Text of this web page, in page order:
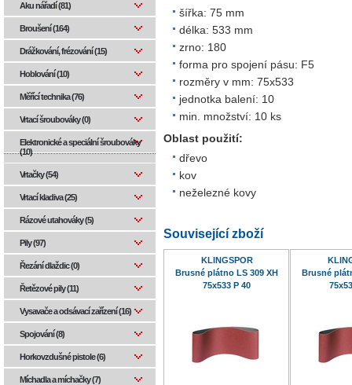
šířka: 75 mm
délka: 533 mm
zrno: 180
forma pro spojení pásu: F5
rozměry v mm: 75x533
jednotka balení: 10
min. množství: 10 ks
Oblast použití:
dřevo
kov
neželezné kovy
Související zboží
KLINGSPOR
Brusné plátno LS 309 XH
75x533 P 40
Brusné
Aku nářadí (81)
Broušení (164)
Drážkování, frézování (15)
Hoblování (10)
Měřící technika (76)
Vrtací šroubováky (0)
Elektronické a speciální šroubováky
(10)
Vrtačky (54)
Vrtací kladiva (25)
Rázové utahováky (5)
Pily (97)
Řezání dlaždic (0)
Řetězové pily (11)
Vysavače a odsávací zařízení (16)
Spojování (8)
Horkovzdušné pistole (6)
Míchadla a míchačky (7)